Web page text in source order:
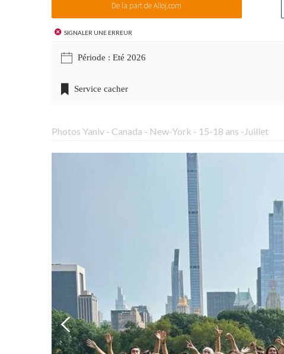
De la part de Alloj.com
Signaler une erreur
Période : Eté 2026
Service cacher
Photos Yaniv - Canada - New-York - 15-18 ans -Juillet